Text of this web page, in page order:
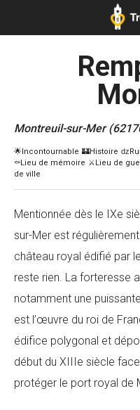
Montreuil-sur-Mer
Mentionnée dès le IXe
sur-Mer est
château royal édifié par
reste rien. La forteresse
notamment une
est l’œuvre du roi de
édifice polygonal et
début du XIIIe siècle
protéger le port royal de